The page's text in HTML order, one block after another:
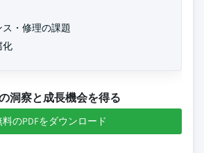
ス・修理の課題
化
洞察と成長機会を得る
料のPDFをダウンロード